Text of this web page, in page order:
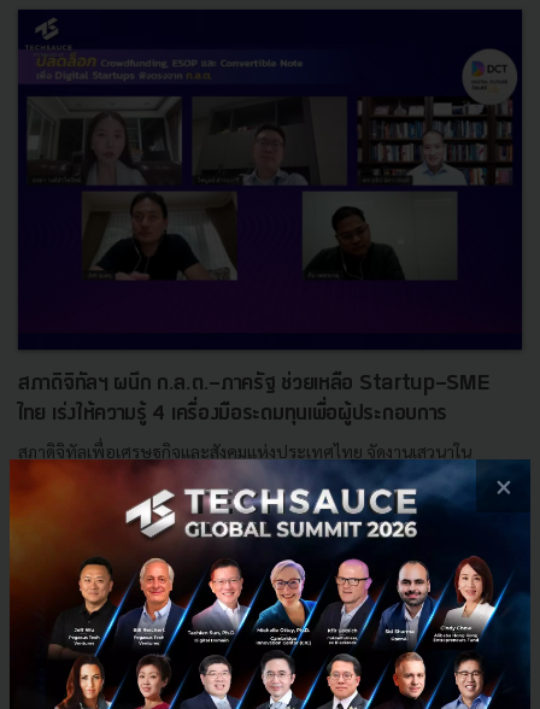
สภาดิจิทัลฯ ผนึก ก.ล.ต.-ภาครัฐ ช่วยเหลือ Startup-SME
ไทย เร่งให้ความรู้ 4 เครื่องมือระดมทุนเพื่อผู้ประกอบการ
สภาดิจิทัลเพื่อเศรษฐกิจและสังคมแห่งประเทศไทย จัดงานเสวนาใน
โครงการ DCT Digital Future talks ผ่านแพลทฟอร์ม Clubhouse โดยร่วม
กับ ก.ล.ต. จัดเสวนาออนไลน์เรื่อง “ปลดล็อก Crowdfunding, ...
Techsauce Team
Startup Clubhouse Crowdfunding DCT Digital Future talks
×